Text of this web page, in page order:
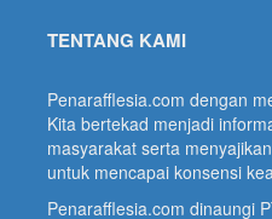
TENTANG KAMI
Penarafflesia.com dengan
Kita bertekad menjadi
masyarakat serta
untuk mencapai konsensi
Penarafflesia.com dinaungi